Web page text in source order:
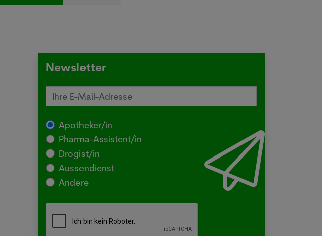
Juckreiz im Sommer? Schuld sein könnte
03.08.2026
BERLIN - Viele kleine Tierchen sind in den
Sommermonaten unterwegs, die stechen
oder beissen.
Newsletter
Apotheker/in
Pharma-Assistent/in
Drogist/in
Aussendienst
Andere